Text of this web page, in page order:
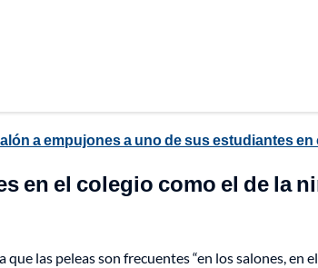
a empujones a uno de sus estudiantes
en el colegio como el de la
que las peleas son frecuentes “en los salones, en